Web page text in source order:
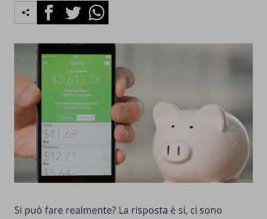
FacebookTwitterWhatsapp
Si può fare realmente? La risposta è si, ci sono